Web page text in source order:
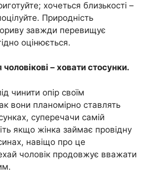
хочеться близькості –
Природність
завжди перевищує
оцінюється.
– ховати стосунки.
чинити опір своїм
вони планомірно ставлять
суперечачи самій
якщо жінка займає провідну
навіщо про це
чоловік продовжує вважати